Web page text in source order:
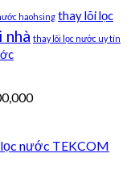
haohsing thay lõi lọc
thay lõi lọc nước uy tín
nước TEKCOM